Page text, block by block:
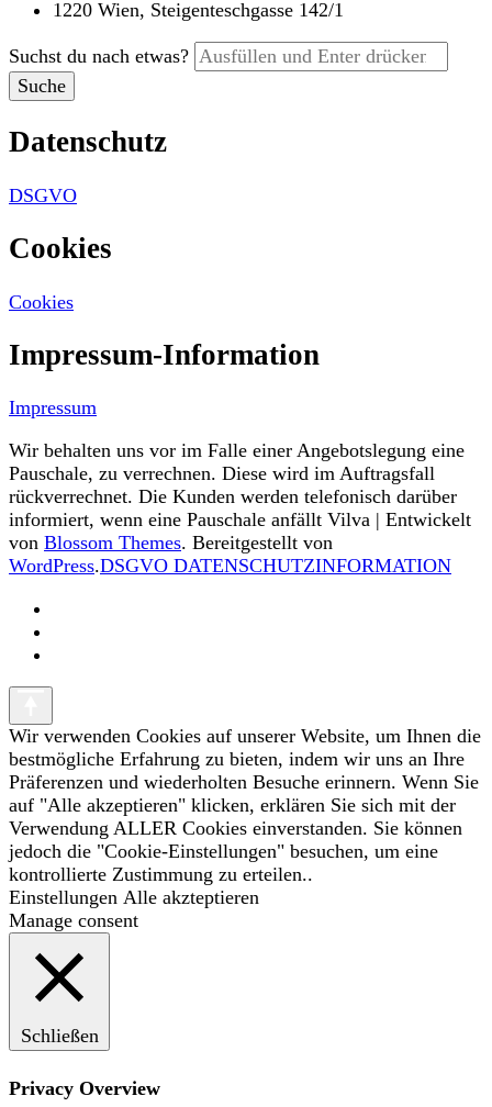
1220 Wien, Steigenteschgasse 142/1
Suchst du nach etwas?
Datenschutz
DSGVO
Cookies
Cookies
Impressum-Information
Impressum
Wir behalten uns vor im Falle einer Angebotslegung eine
Pauschale, zu verrechnen. Diese wird im Auftragsfall
rückverrechnet. Die Kunden werden telefonisch darüber
informiert, wenn eine Pauschale anfällt Vilva | Entwickelt
von Blossom Themes. Bereitgestellt von
WordPress.DSGVO DATENSCHUTZINFORMATION
Wir verwenden Cookies auf unserer Website, um Ihnen die
bestmögliche Erfahrung zu bieten, indem wir uns an Ihre
Präferenzen und wiederholten Besuche erinnern. Wenn Sie
auf "Alle akzeptieren" klicken, erklären Sie sich mit der
Verwendung ALLER Cookies einverstanden. Sie können
jedoch die "Cookie-Einstellungen" besuchen, um eine
kontrollierte Zustimmung zu erteilen..
Einstellungen Alle akzteptieren
Manage consent
Schließen
Privacy Overview